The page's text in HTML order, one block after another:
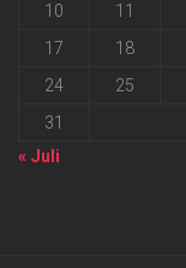
10
11
17
18
24
25
31
« Juli